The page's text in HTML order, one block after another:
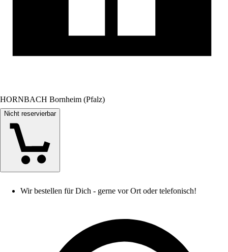
HORNBACH Bornheim (Pfalz)
Nicht reservierbar
Wir bestellen für Dich - gerne vor Ort oder telefonisch!